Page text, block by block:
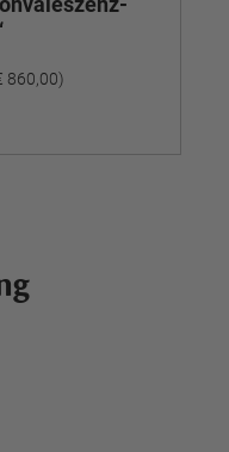
860,00)